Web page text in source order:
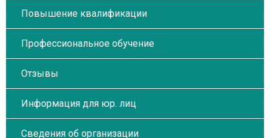
Повышение квалификации
Профессиональное обучение
Отзывы
Информация для юр. лиц
Сведения об организации